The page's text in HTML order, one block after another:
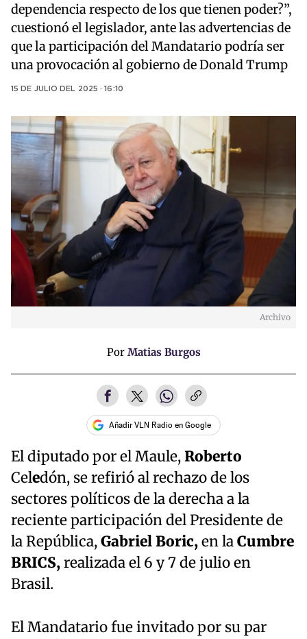
dependencia respecto de los que tienen poder?”,
cuestionó el legislador, ante las advertencias de
que la participación del Mandatario podría ser
una provocación al gobierno de Donald Trump
15 DE JULIO DEL 2025 · 16:10
Archivo
Por Matias Burgos
Añadir VLN Radio en Google
El diputado por el Maule,Roberto
Celedón, se refirió al rechazo de los
sectores políticos de la derecha a la
reciente participación del Presidente de
la República,Gabriel Boric,en laCumbre
BRICS,realizada el 6 y 7 de julio en
Brasil.
El Mandatario fue invitado por su par